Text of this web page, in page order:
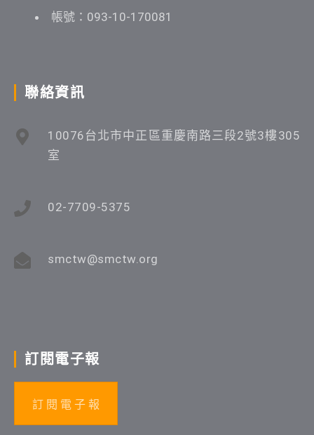
帳號：093-10-170081
聯絡資訊
10076台北市中正區重慶南路三段2號3樓305
室
02-7709-5375
smctw@smctw.org
訂閱電子報
訂 閱 電 子 報